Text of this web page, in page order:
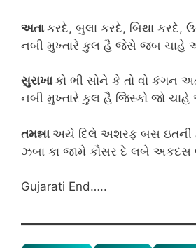
અતાકરદે, બુલા કરદે, બિથા કરદે,
નબી મુખ્તારે કુલ હૈ જેસે જબ ચાહે
સુરાખાકો ભી સોને કે તો વો કંગન
નબી મુખ્તારે કુલ હૈ જિસ્કો જો ચાહે
તમન્ના અયે દિલે અશરફ બસ ઇતની
ઝબા કા જામે કૌસર દે લબે અકદસ
Gujarati End…..